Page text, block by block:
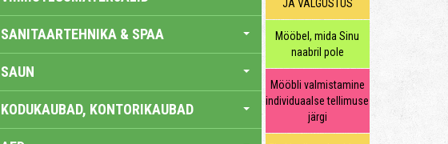
SANITAARTEHNIKA & SPAA
SAUN
KODUKAUBAD, KONTORIKAUBAD
JA VALGUSTUS
Mööbel, mida Sinu
naabril pole
Mööbli valmistamine
individuaalse tellimuse
järgi